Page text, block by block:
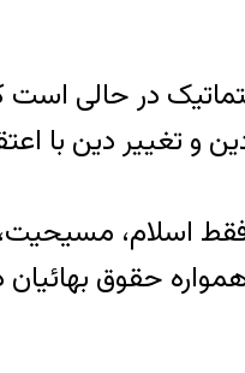
دین و تغییر دین
اسلام،
حقوق بهائیان